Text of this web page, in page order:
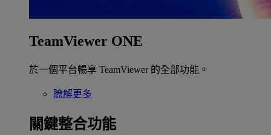
TeamViewer ONE
於一個平台暢享 TeamViewer 的全部功能。
瞭解更多
關鍵整合功能